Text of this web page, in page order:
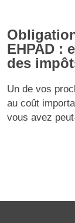
EHPAD :
des
Un de vos
au coût
vous avez